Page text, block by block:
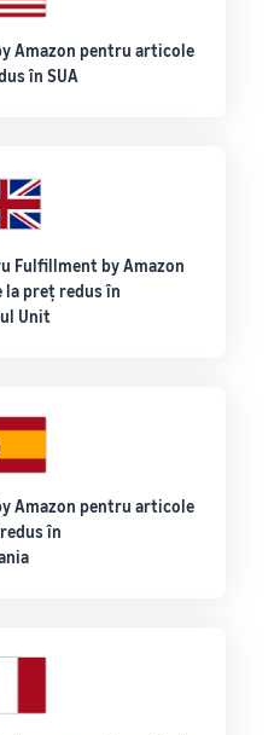
Amazon pentru articole
în SUA
Fulfillment by Amazon
preț redus în
Unit
Amazon pentru articole
în